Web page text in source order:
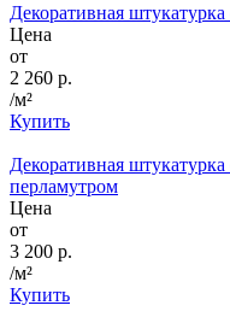
Декоративная
Цена
от
2 260 р.
/м²
Купить
Декоративная
перламутром
Цена
от
3 200 р.
/м²
Купить